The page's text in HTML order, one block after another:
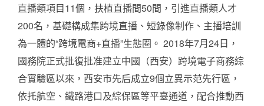
直播類項目11個，扶植直播間50間，引進直播類人才
200名，基礎構成集跨境直播、短錄像制作、主播培訓
為一體的“跨境電商+直播”生態圈。 2018年7月24日，
國務院正式批復批准建立中國（西安）跨境電子商務綜
合實驗區以來，西安市先后成立9個立異示范先行區，
依托航空、鐵路港口及綜保區等平臺通道，配合推動西